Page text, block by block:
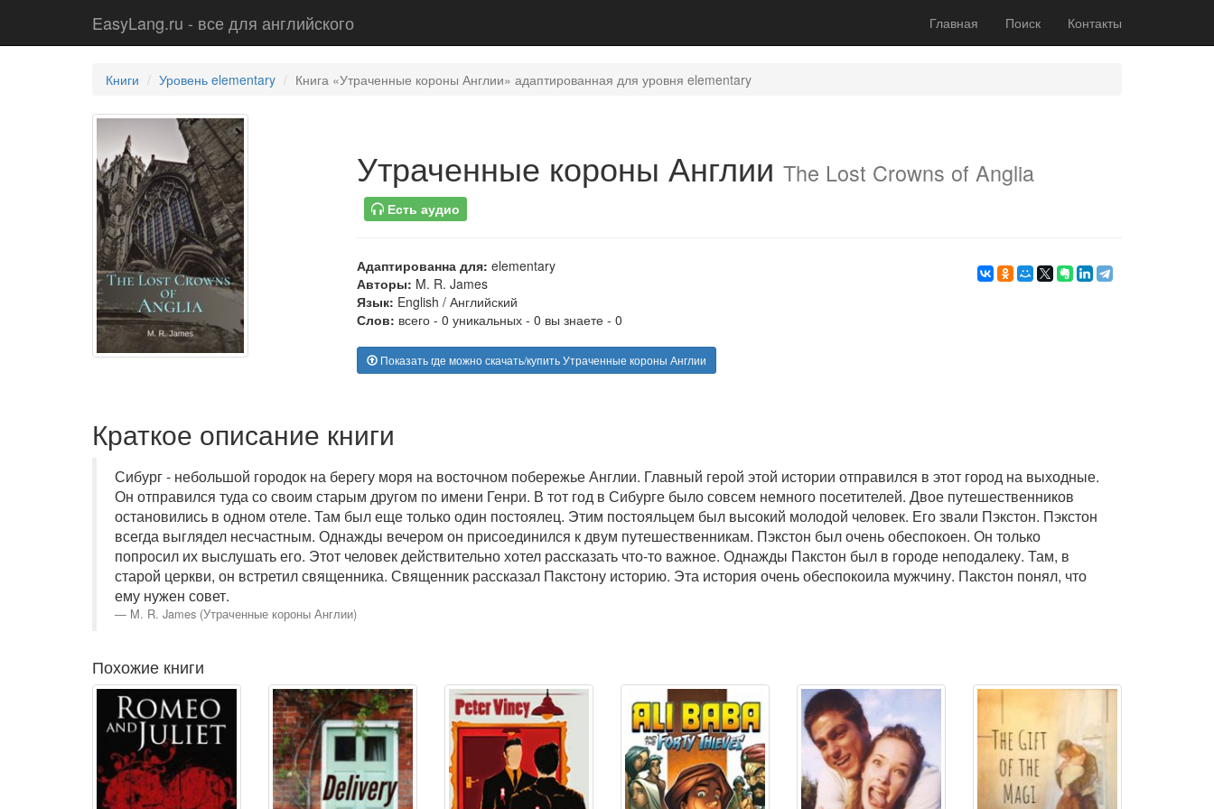
EasyLang.ru - все для английского Главная Поиск Контакты
Книги Уровень elementary Книга «Утраченные короны Англии» адаптированная для уровня elementary
Утраченные короны Англии The Lost Crowns of Anglia
Есть аудио
Адаптированна для: elementary
Авторы: M. R. James
Язык: English / Английский
Слов: всего - 0 уникальных - 0 вы знаете - 0
Показать где можно скачать/купить Утраченные короны Англии
Краткое описание книги
Сибург - небольшой городок на берегу моря на восточном побережье Англии. Главный герой этой истории отправился в этот город на выходные.
Он отправился туда со своим старым другом по имени Генри. В тот год в Сибурге было совсем немного посетителей. Двое путешественников
остановились в одном отеле. Там был еще только один постоялец. Этим постояльцем был высокий молодой человек. Его звали Пэкстон. Пэкстон
всегда выглядел несчастным. Однажды вечером он присоединился к двум путешественникам. Пэкстон был очень обеспокоен. Он только
попросил их выслушать его. Этот человек действительно хотел рассказать что-то важное. Однажды Пакстон был в городе неподалеку. Там, в
старой церкви, он встретил священника. Священник рассказал Пакстону историю. Эта история очень обеспокоила мужчину. Пакстон понял, что
ему нужен совет.
M. R. James (Утраченные короны Англии)
Похожие книги